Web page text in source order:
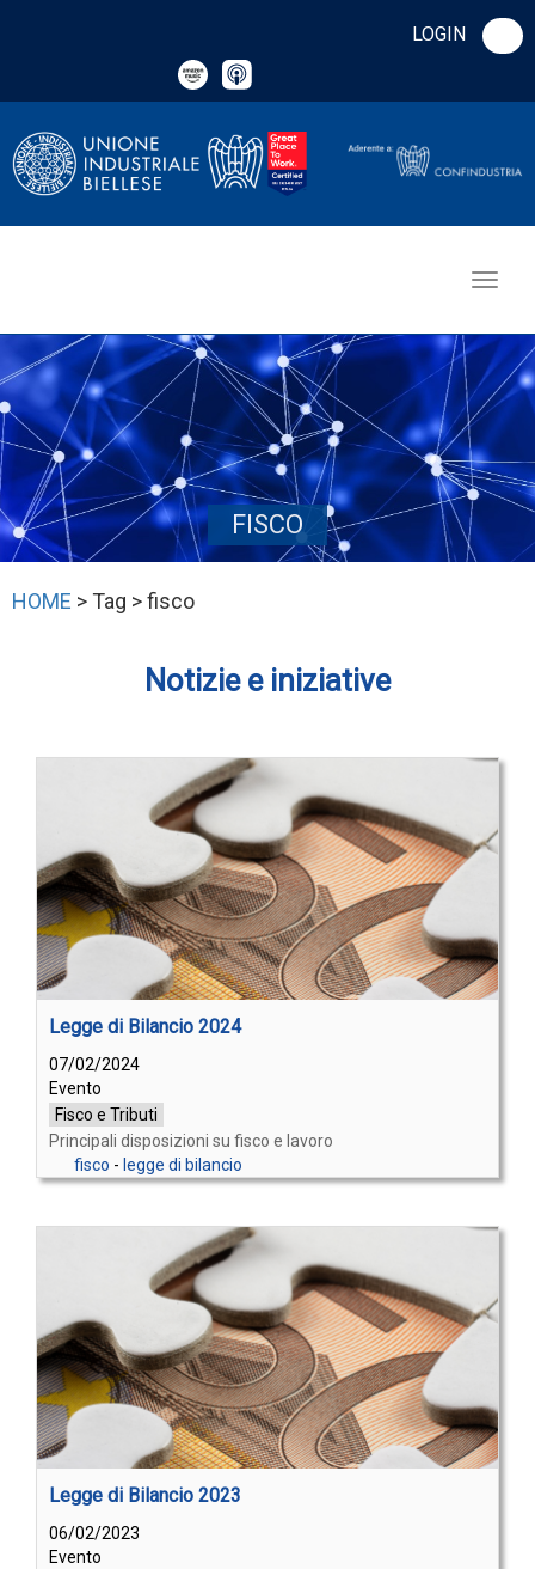
LOGIN
FISCO
HOME > Tag > fisco
Notizie e iniziative
Legge di Bilancio 2024
07/02/2024
Evento
Fisco e Tributi
Principali disposizioni su fisco e lavoro
fisco - legge di bilancio
Legge di Bilancio 2023
06/02/2023
Evento